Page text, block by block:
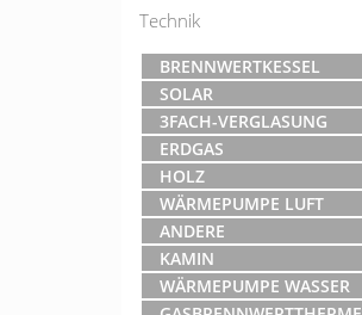
Technik
BRENNWERTKESSEL
SOLAR
3FACH-VERGLASUNG
ERDGAS
HOLZ
WÄRMEPUMPE LUFT
ANDERE
KAMIN
WÄRMEPUMPE WASSER